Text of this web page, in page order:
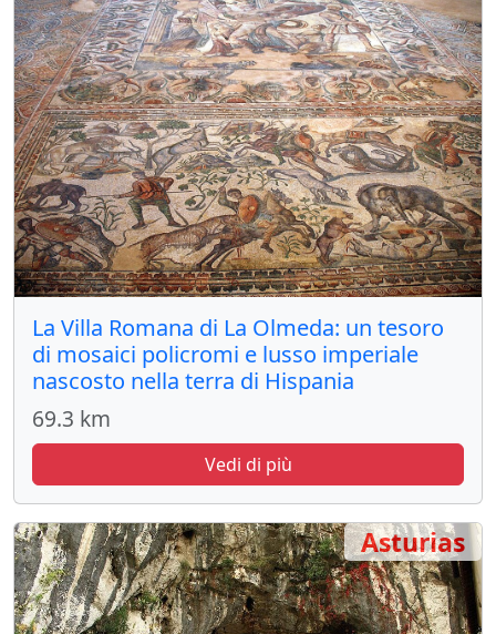
La Villa Romana di La Olmeda: un tesoro
di mosaici policromi e lusso imperiale
nascosto nella terra di Hispania
69.3 km
Vedi di più
Asturias